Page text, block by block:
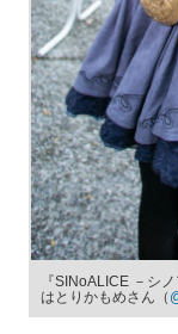
『SINoALICE －シ
はとりかもめさん（